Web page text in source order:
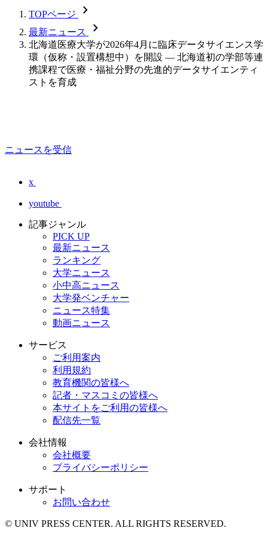
TOPページ chevron_forward
最新ニュース chevron_forward
北海道医療大学が2026年4月に臨床データサイエンス学
環（仮称・設置構想中）を開設 ― 北海道初の学部等連
携課程で医療・福祉分野の先進的データサイエンティ
ストを育成
ニュースを受信
x
youtube
記事ジャンル
PICK UP
最新ニュース
ランキング
大学ニュース
小中高ニュース
大学発ベンチャー
ニュース特集
動画ニュース
サービス
ご利用案内
利用規約
教育機関の皆様へ
記者・マスコミの皆様へ
本サイトをご利用の皆様へ
配信先一覧
会社情報
会社概要
プライバシーポリシー
サポート
お問い合わせ
© UNIV PRESS CENTER. ALL RIGHTS RESERVED.